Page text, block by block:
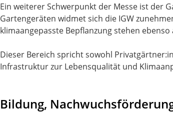
Ein weiterer Schwerpunkt der Messe ist der
Gartengeräten widmet sich die IGW
klimaangepasste Bepflanzung stehen
Dieser Bereich spricht sowohl
Infrastruktur zur Lebensqualität und
Bildung,